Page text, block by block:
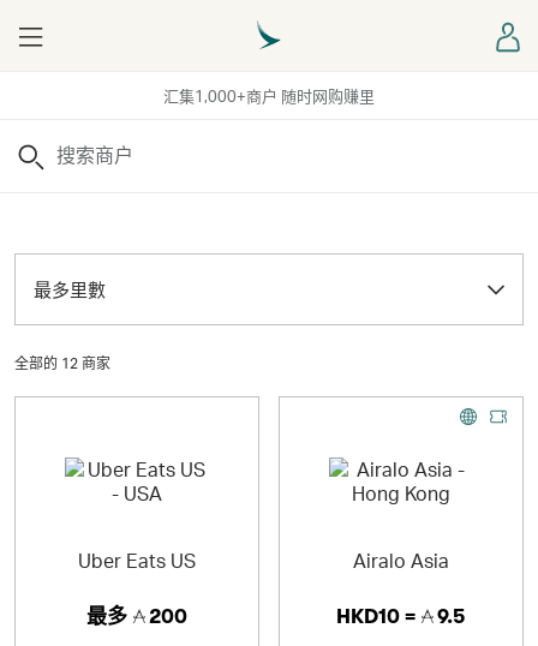
汇集1,000+商户 随时网购赚里
Menu
搜索
最多里數
全部的 12 商家
Uber Eats US
最多 200
Airalo Asia
HKD10 = 9.5